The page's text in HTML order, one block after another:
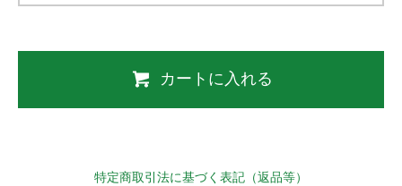
カートに入れる
特定商取引法に基づく表記（返品等）